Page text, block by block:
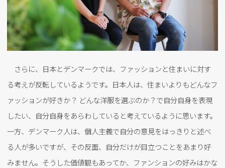
さらに、日本とデンマークでは、ファッションと住まいに対す
る考えが反転しているようです。日本人は、住まいよりもどんなフ
ァッションが好きか？ どんな洋服を選ぶのか？で自分自身を表現
したい、自分自身をあらわしていると考えているように思います。
一方、デンマーク人は、個人主義で自分の意見をはっきりと述べ
る人が多いですが、その反面、自分だけが目立つことをあまり好
みません。そうした価値観もあってか、ファンションの好みはかな